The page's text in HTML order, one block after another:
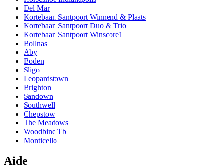
Del Mar
Kortebaan Santpoort Winnend & Plaats
Kortebaan Santpoort Duo & Trio
Kortebaan Santpoort Winscore1
Bollnas
Aby
Boden
Sligo
Leopardstown
Brighton
Sandown
Southwell
Chepstow
The Meadows
Woodbine Tb
Monticello
Aide